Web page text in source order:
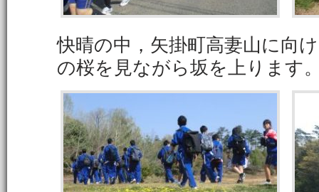
快晴の中，矢掛町高妻山に向
の桜を見ながら坂を上ります